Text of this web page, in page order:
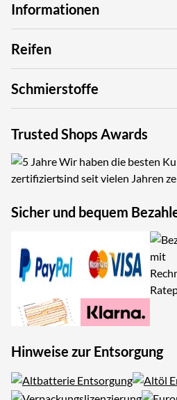
Informationen
Reifen
Schmierstoffe
Trusted Shops Awards
Wir haben die besten
sind seit vielen Jahren
Sicher und bequem
Hinweise zur Entsorgung